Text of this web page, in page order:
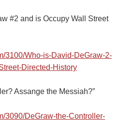
#2 and is Occupy Wall Street
3100/Who-is-David-DeGraw-2-
Directed-History
Assange the Messiah?”
3090/DeGraw-the-Controller-